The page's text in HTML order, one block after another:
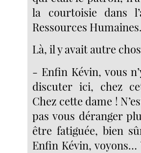
la courtoisie dans
Ressources Humaines.
Là, il y avait autre
- Enfin Kévin, vous
discuter ici, chez
Chez cette dame !
pas vous déranger
être fatiguée, bien
Enfin Kévin, voyons…